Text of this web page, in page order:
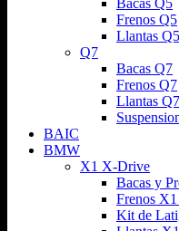
Bacas Q5
Frenos Q5
Llantas Q5
Q7
Bacas Q7
Frenos Q7
Llantas Q7
BAIC
BMW
X1 X-Drive
Bacas y
Frenos
Kit de